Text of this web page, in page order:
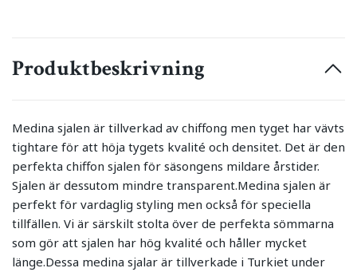
Produktbeskrivning
Medina sjalen är tillverkad av chiffong men tyget har vävts
tightare för att höja tygets kvalité och densitet. Det är den
perfekta chiffon sjalen för säsongens mildare årstider.
Sjalen är dessutom mindre transparent.Medina sjalen är
perfekt för vardaglig styling men också för speciella
tillfällen. Vi är särskilt stolta över de perfekta sömmarna
som gör att sjalen har hög kvalité och håller mycket
länge.Dessa medina sjalar är tillverkade i Turkiet under